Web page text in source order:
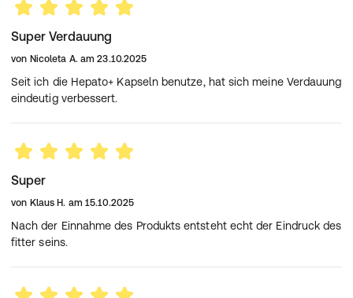
Super Verdauung
von Nicoleta A. am 23.10.2025
Seit ich die Hepato+ Kapseln benutze, hat sich meine Verdauung
eindeutig verbessert.
Super
von Klaus H. am 15.10.2025
Nach der Einnahme des Produkts entsteht echt der Eindruck des
fitter seins.